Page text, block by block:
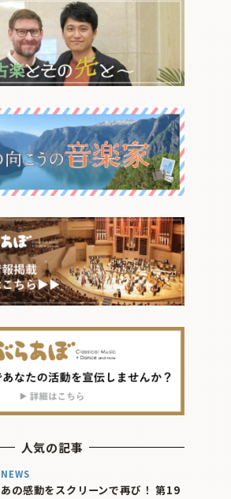
人気の記事
NEWS
あの感動をスクリーンで再び！ 第19